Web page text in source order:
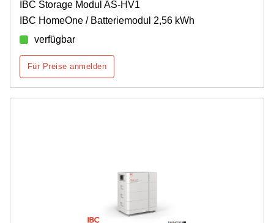
IBC Storage Modul AS-HV1
IBC HomeOne / Batteriemodul 2,56 kWh
verfügbar
Für Preise anmelden